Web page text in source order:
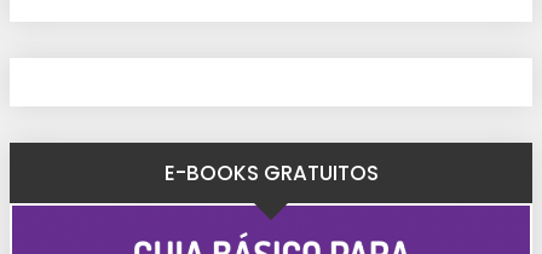
E-BOOKS GRATUITOS